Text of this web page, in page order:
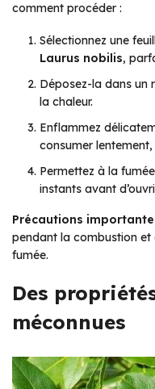
comment procéder :
Sélectionnez une
Laurus nobilis,
Déposez-la dans un
la chaleur.
Enflammez
consumer lentement,
Permettez à la
instants avant
Précautions
pendant la combustion et
fumée.
Des
méconnues